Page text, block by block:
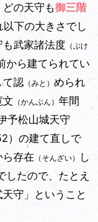
の天守も御三階
下の大きさでし
武家諸法度 （ぶけ
から建てられてい
て認 （みと） められ
文 （かんぶん） 年間
予松山城天守
）の建て直しで
存在 （そんざい）
し
したので、たとえ
守」ということ